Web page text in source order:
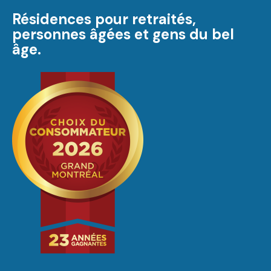
Résidences pour retraités,
personnes âgées et gens du bel
âge.